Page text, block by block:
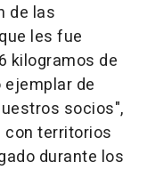
de las
les fue
kilogramos de
de
socios",
con territorios
durante los